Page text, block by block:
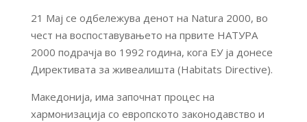
21 Мај се одбележува денот на Natura 2000, во
чест на воспоставувањето на првите НАТУРА
2000 подрачја во 1992 година, кога ЕУ ја донесе
Директивата за живеалишта (Habitats Directive).
Македонија, има започнат процес на
хармонизација со европското законодавство и